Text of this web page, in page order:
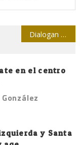
Dialogan intelectuales cubanos sobre uso de los símbolos patrios
en el centro
y Santa